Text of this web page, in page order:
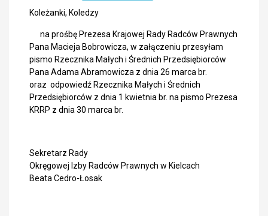
Koleżanki, Koledzy
na prośbę Prezesa Krajowej Rady Radców Prawnych
Pana Macieja Bobrowicza, w załączeniu przesyłam
pismo Rzecznika Małych i Średnich Przedsiębiorców
Pana Adama Abramowicza z dnia 26 marca br.
oraz odpowiedź Rzecznika Małych i Średnich
Przedsiębiorców z dnia 1 kwietnia br. na pismo Prezesa
KRRP z dnia 30 marca br.
Sekretarz Rady
Okręgowej Izby Radców Prawnych w Kielcach
Beata Cedro-Łosak